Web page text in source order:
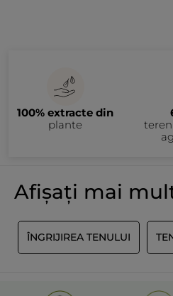
100% extracte din
plante
Afișați mai
ÎNGRIJIREA TENULUI